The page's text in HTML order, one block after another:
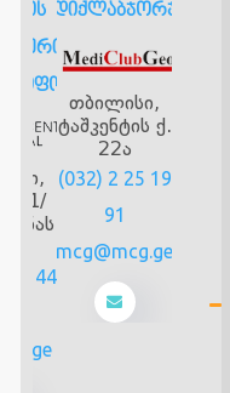
1/
10 44
მედიქლაბჯორჯია
თბილისი,
ტაშკენტის ქ.
22ა
(032) 2 25 19
91
mcg@mcg.ge